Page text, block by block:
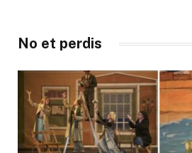
No et perdis